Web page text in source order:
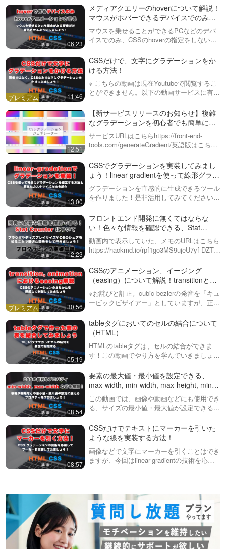
Text（サブライムテキスト）、Atom（…
06:23
メディアクエリーのhoverについて解説！
マウスがホバーできるデバイスでのみア
ニメーションさせる方法！
マウスを乗せることができるPCなどのデバ
イスでのみ、CSSのhoverの指定をしない
ーションが動いてしまいます。今回の動画で
は、そういったことを防ぐための書き…
11:46
CSSだけで、文字にグラデーションをか
ける方法！
※ こちらの動画は現在Youtubeで閲覧するこ
とができません。以下の動画サービスに有料
です。https://factory-programming-mv.c…
12:51
【新サービスリリースのお知らせ】複雑
なグラデーションを初心者でも簡単に作
ることができる！CSS ジェネレーター！
サービスURLはこちらhttps://front-end-
tools.com/generateGradient/英語版はこちら
13:00
CSSでグラデーションを実装してみまし
ょう！linear-gradientを使って線形グラデ
ーションさせる方法を紹介
グラデーションを直感的に生成できるツール
を作りました！是非活用してみてください！
グラデーションは画像などを作…
12:23
フロントエンド開発に無くてはならな
い！色々な情報を確認できる、Stat
Counterについて紹介！
動画内で表示していた、メモのURLはこちら
https://hackmd.io/rpf1go3MS9ujeU7yf-DZTw
JavaScriptが存在しますが、そも…
30:56
CSSのアニメーション、イージング
（easing）について解説！transitionと
animation
※お詫びと訂正。cubic-bezierの発音を「キュ
ービックビザイアー」としていますが、正し
Webデザインで非常に重要な要素である
「CSSのアニメーション」…
05:19
tableタグにおいてのセルの結合について
（HTML）
HTMLのtableタグは、セルの結合ができま
す！この動画でやり方を学んでいきましょ
っていきます。前回の動画は以下（tableタ
グ基礎）https…
08:54
要素の最大値・最小値を設定できる、
max-width, min-width, max-height, min-
height などについて学びましょう！
この動画では、画像や動画などにも使用でき
る、サイズの最小値・最大値が設定できるプ
width- min-width- max-height- min-hei…
08:57
CSSだけでテキストにマーカーを引いた
ような線を実装する方法！
画像などで文字にマーカーを引くことはでき
ますが、今回はlinear-gradientの技術を応用